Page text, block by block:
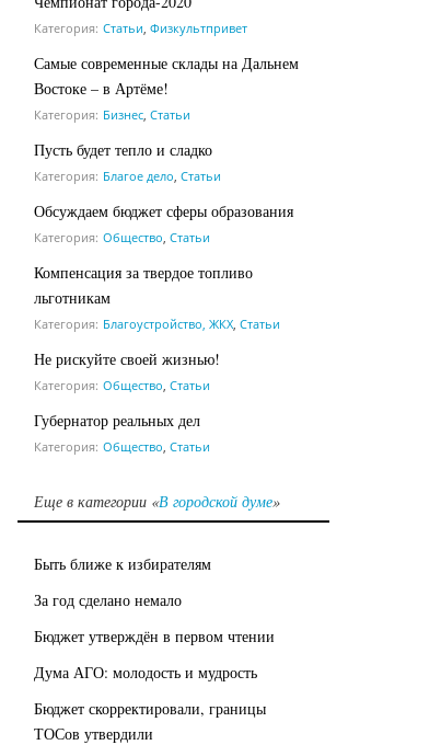
Категория: Статьи Физкультпривет
Самые современные склады на Дальнем
Востоке – в Артёме!
Категория: Бизнес Статьи
Пусть будет тепло и сладко
Категория: Благое дело Статьи
Обсуждаем бюджет сферы образования
Категория: Общество Статьи
Компенсация за твердое топливо
льготникам
Категория: Благоустройство, ЖКХ Статьи
Не рискуйте своей жизнью!
Категория: Общество Статьи
Губернатор реальных дел
Категория: Общество Статьи
Еще в категории «В городской думе»
Быть ближе к избирателям
За год сделано немало
Бюджет утверждён в первом чтении
Дума АГО: молодость и мудрость
Бюджет скорректировали, границы
ТОСов утвердили